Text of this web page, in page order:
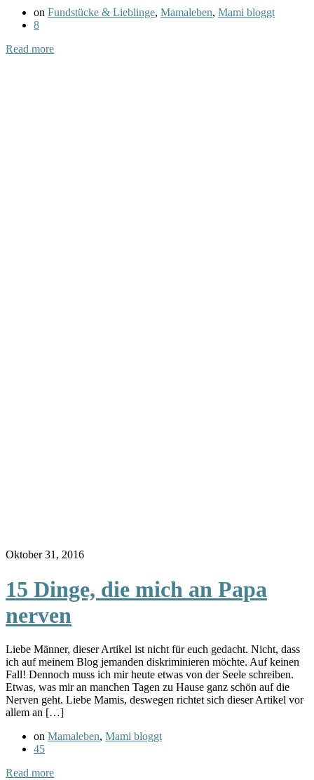
on Fundstücke & Lieblinge, Mamaleben, Mami bloggt
8
Read more
Oktober 31, 2016
15 Dinge, die mich an Papa
nerven
Liebe Männer, dieser Artikel ist nicht für euch gedacht. Nicht, dass
ich auf meinem Blog jemanden diskriminieren möchte. Auf keinen
Fall! Dennoch muss ich mir heute etwas von der Seele schreiben.
Etwas, was mir an manchen Tagen zu Hause ganz schön auf die
Nerven geht. Liebe Mamis, deswegen richtet sich dieser Artikel vor
allem an […]
on Mamaleben, Mami bloggt
45
Read more